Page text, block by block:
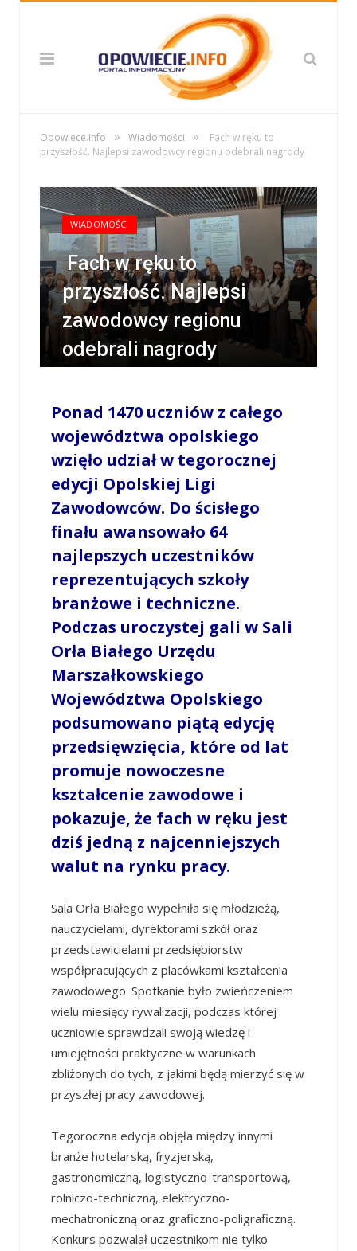
Opowiece.info » Wiadomości »
Fach w ręku to
przyszłość. Najlepsi zawodowcy regionu odebrali nagrody
WIADOMOŚCI
Fach w ręku to
przyszłość. Najlepsi
zawodowcy regionu
odebrali nagrody
Ponad 1470 uczniów z całego
województwa opolskiego
wzięło udział w tegorocznej
edycji Opolskiej Ligi
Zawodowców. Do ścisłego
finału awansowało 64
najlepszych uczestników
reprezentujących szkoły
branżowe i techniczne.
Podczas uroczystej gali w Sali
Orła Białego Urzędu
Marszałkowskiego
Województwa Opolskiego
podsumowano piątą edycję
przedsięwzięcia, które od lat
promuje nowoczesne
kształcenie zawodowe i
pokazuje, że fach w ręku jest
dziś jedną z najcenniejszych
walut na rynku pracy.
Sala Orła Białego wypełniła się młodzieżą,
nauczycielami, dyrektorami szkół oraz
przedstawicielami przedsiębiorstw
współpracujących z placówkami kształcenia
zawodowego. Spotkanie było zwieńczeniem
wielu miesięcy rywalizacji, podczas której
uczniowie sprawdzali swoją wiedzę i
umiejętności praktyczne w warunkach
zbliżonych do tych, z jakimi będą mierzyć się w
przyszłej pracy zawodowej.
Tegoroczna edycja objęła między innymi
branże hotelarską, fryzjerską,
gastronomiczną, logistyczno-transportową,
rolniczo-techniczną, elektryczno-
mechatroniczną oraz graficzno-poligraficzną.
Konkurs pozwalał uczestnikom nie tylko